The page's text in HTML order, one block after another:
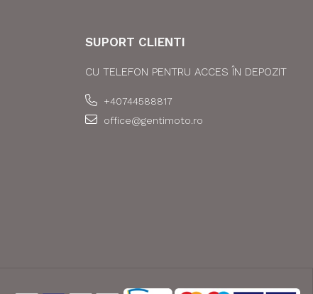
SUPORT CLIENTI
CU TELEFON PENTRU ACCES ÎN DEPOZIT
+40744588817
office@gentimoto.ro